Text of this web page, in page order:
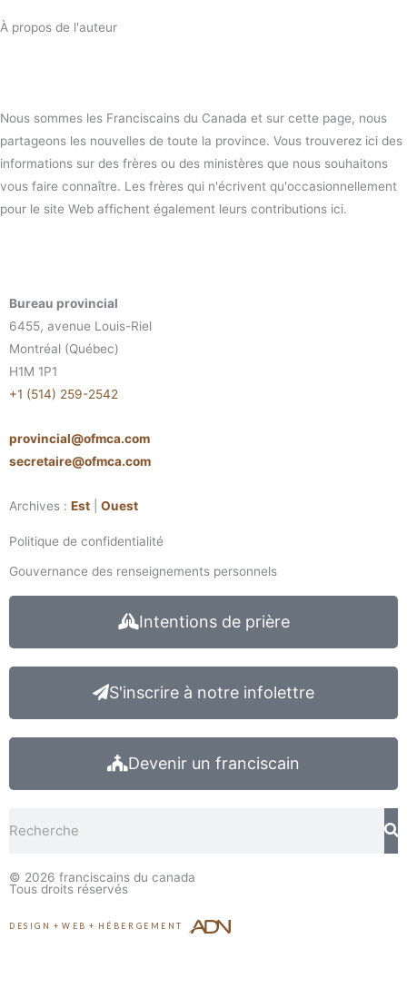
À propos de l'auteur
Nous sommes les Franciscains du Canada et sur cette page, nous
partageons les nouvelles de toute la province. Vous trouverez ici des
informations sur des frères ou des ministères que nous souhaitons
vous faire connaître. Les frères qui n'écrivent qu'occasionnellement
pour le site Web affichent également leurs contributions ici.
Bureau provincial
6455, avenue Louis-Riel
Montréal (Québec)
H1M 1P1
+1 (514) 259-2542
provincial@ofmca.com
secretaire@ofmca.com
Archives : Est Ouest
Politique de confidentialité
Gouvernance des renseignements personnels
Intentions de prière
S'inscrire à notre infolettre
Devenir un franciscain
© 2026 franciscains du canada
Tous droits réservés
DESIGN + WEB + HÉBERGEMENT